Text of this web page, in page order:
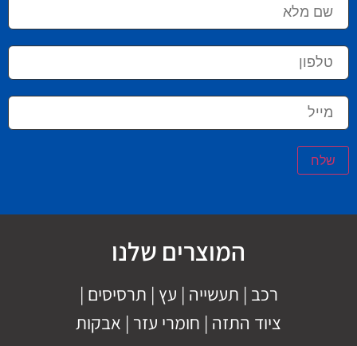
שלח
המוצרים שלנו
רכב | תעשייה | עץ | תרסיסים |
ציוד התזה | חומרי עזר | אבקות